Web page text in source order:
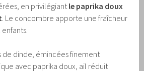
en privilégiantle paprika doux
. Le concombre apporte une fraîcheur
de dinde, émincées finement
avec paprika doux, ail réduit